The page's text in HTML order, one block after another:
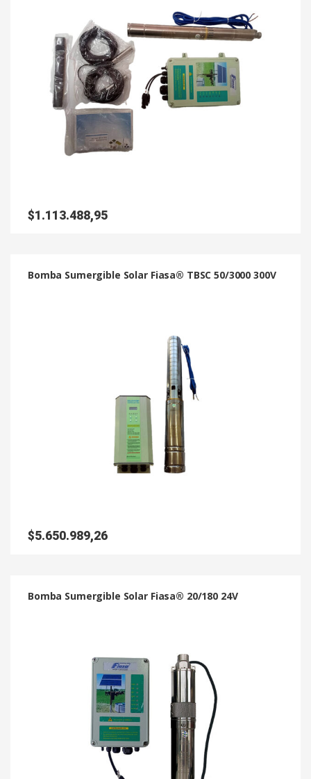
$1.113.488,95
Bomba Sumergible Solar Fiasa® TBSC 50/3000 300V
$5.650.989,26
Bomba Sumergible Solar Fiasa® 20/180 24V